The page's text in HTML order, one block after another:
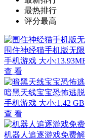
最热排行
评分最高
围住神经猫手机版无
手机游戏 大小
查 看
暗黑天线宝宝恐怖逃
手机游戏 大小:1.42 GB
查 看
机器人追逐游戏免费